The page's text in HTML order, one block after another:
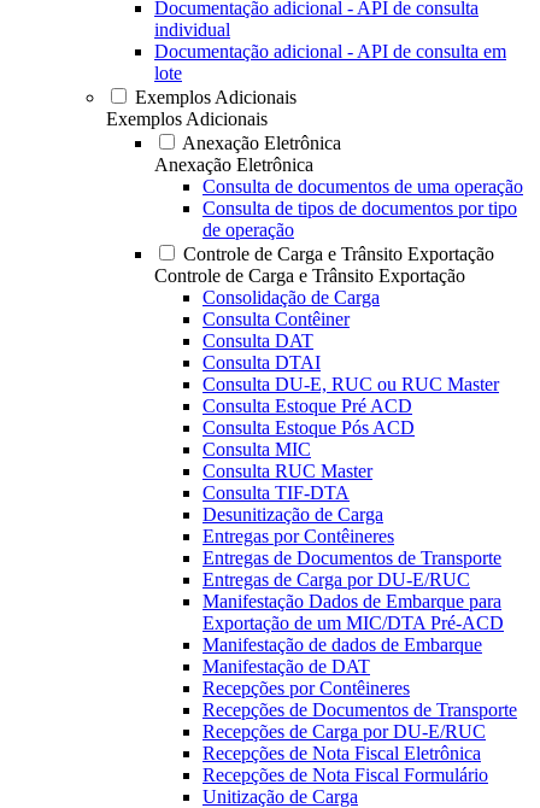
Documentação adicional - API de consulta
individual
Documentação adicional - API de consulta em
lote
Exemplos Adicionais
Exemplos Adicionais
Anexação Eletrônica
Anexação Eletrônica
Consulta de documentos de uma operação
Consulta de tipos de documentos por tipo
de operação
Controle de Carga e Trânsito Exportação
Controle de Carga e Trânsito Exportação
Consolidação de Carga
Consulta Contêiner
Consulta DAT
Consulta DTAI
Consulta DU-E, RUC ou RUC Master
Consulta Estoque Pré ACD
Consulta Estoque Pós ACD
Consulta MIC
Consulta RUC Master
Consulta TIF-DTA
Desunitização de Carga
Entregas por Contêineres
Entregas de Documentos de Transporte
Entregas de Carga por DU-E/RUC
Manifestação Dados de Embarque para
Exportação de um MIC/DTA Pré-ACD
Manifestação de dados de Embarque
Manifestação de DAT
Recepções por Contêineres
Recepções de Documentos de Transporte
Recepções de Carga por DU-E/RUC
Recepções de Nota Fiscal Eletrônica
Recepções de Nota Fiscal Formulário
Unitização de Carga